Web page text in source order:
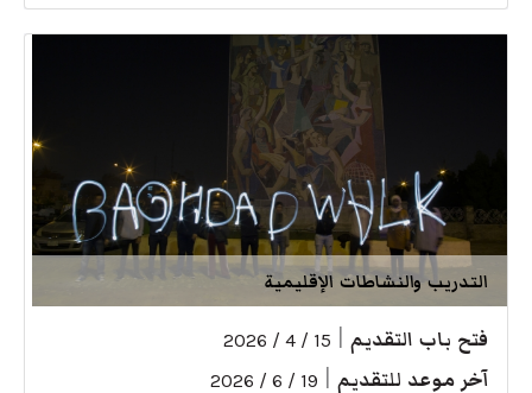
التدريب والنشاطات الإقليمية
فتح باب التقديم 15 / 4 / 2026
آخر موعد للتقديم 19 / 6 / 2026